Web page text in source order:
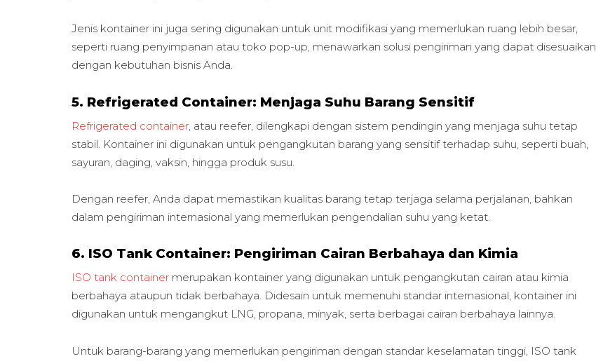
Jenis kontainer ini juga sering digunakan untuk unit modifikasi yang memerlukan ruang lebih besar,
seperti ruang penyimpanan atau toko pop-up, menawarkan solusi pengiriman yang dapat disesuaikan
dengan kebutuhan bisnis Anda.
5. Refrigerated Container: Menjaga Suhu Barang Sensitif
Refrigerated container , atau reefer, dilengkapi dengan sistem pendingin yang menjaga suhu tetap
stabil. Kontainer ini digunakan untuk pengangkutan barang yang sensitif terhadap suhu, seperti buah,
sayuran, daging, vaksin, hingga produk susu.
Dengan reefer, Anda dapat memastikan kualitas barang tetap terjaga selama perjalanan, bahkan
dalam pengiriman internasional yang memerlukan pengendalian suhu yang ketat.
6. ISO Tank Container: Pengiriman Cairan Berbahaya dan Kimia
ISO tank container merupakan kontainer yang digunakan untuk pengangkutan cairan atau kimia
berbahaya ataupun tidak berbahaya. Didesain untuk memenuhi standar internasional, kontainer ini
digunakan untuk mengangkut LNG, propana, minyak, serta berbagai cairan berbahaya lainnya.
Untuk barang-barang yang memerlukan pengiriman dengan standar keselamatan tinggi, ISO tank